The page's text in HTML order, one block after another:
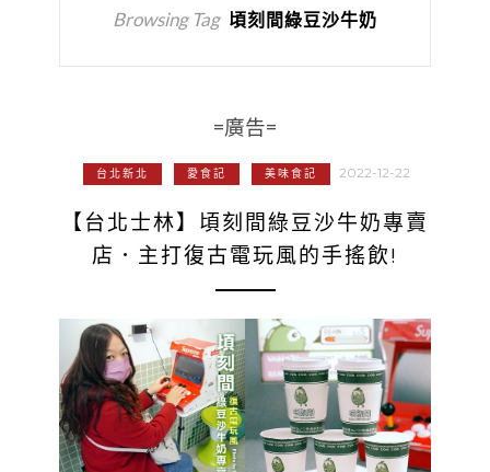
Browsing Tag 頃刻間綠豆沙牛奶
=廣告=
台北新北 愛食記 美味食記 2022-12-22
【台北士林】頃刻間綠豆沙牛奶專賣
店．主打復古電玩風的手搖飲!